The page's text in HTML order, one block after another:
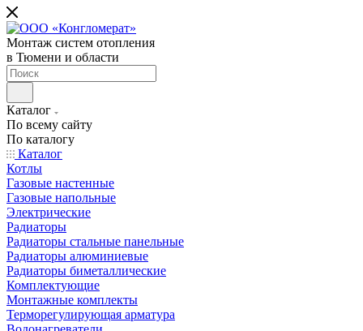
Монтаж систем отопления
в Тюмени и области
Каталог
По всему сайту
По каталогу
Каталог
Котлы
Газовые настенные
Газовые напольные
Электрические
Радиаторы
Радиаторы стальные панельные
Радиаторы алюминиевые
Радиаторы биметаллические
Комплектующие
Монтажные комплекты
Терморегулирующая арматура